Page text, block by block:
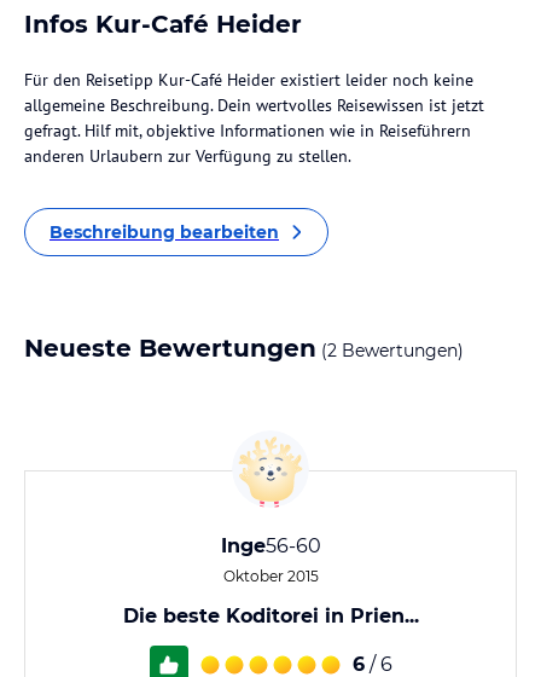
Infos Kur-Café Heider
Für den Reisetipp Kur-Café Heider existiert leider noch keine
allgemeine Beschreibung. Dein wertvolles Reisewissen ist jetzt
gefragt. Hilf mit, objektive Informationen wie in Reiseführern
anderen Urlaubern zur Verfügung zu stellen.
Beschreibung bearbeiten
Neueste Bewertungen (2 Bewertungen)
Inge56-60
Oktober 2015
Die beste Koditorei in Prien...
6 / 6